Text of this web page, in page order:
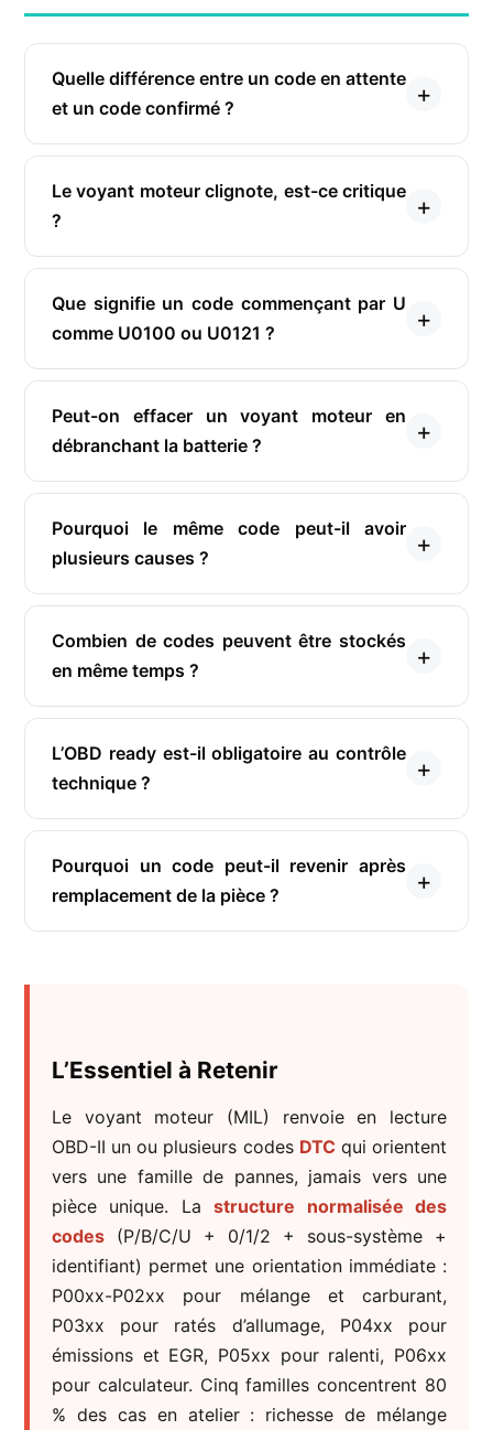
Quelle différence entre un code en attente
et un code confirmé ?
Le voyant moteur clignote, est-ce critique
?
Que signifie un code commençant par U
comme U0100 ou U0121 ?
Peut-on effacer un voyant moteur en
débranchant la batterie ?
Pourquoi le même code peut-il avoir
plusieurs causes ?
Combien de codes peuvent être stockés
en même temps ?
L’OBD ready est-il obligatoire au contrôle
technique ?
Pourquoi un code peut-il revenir après
remplacement de la pièce ?
L’Essentiel à Retenir
Le voyant moteur (MIL) renvoie en lecture
OBD-II un ou plusieurs codes DTC qui orientent
vers une famille de pannes, jamais vers une
pièce unique. Lastructure normalisée des
codes (P/B/C/U + 0/1/2 + sous-système +
identifiant) permet une orientation immédiate :
P00xx-P02xx pour mélange et carburant,
P03xx pour ratés d’allumage, P04xx pour
émissions et EGR, P05xx pour ralenti, P06xx
pour calculateur. Cinq familles concentrent 80
% des cas en atelier : richesse de mélange